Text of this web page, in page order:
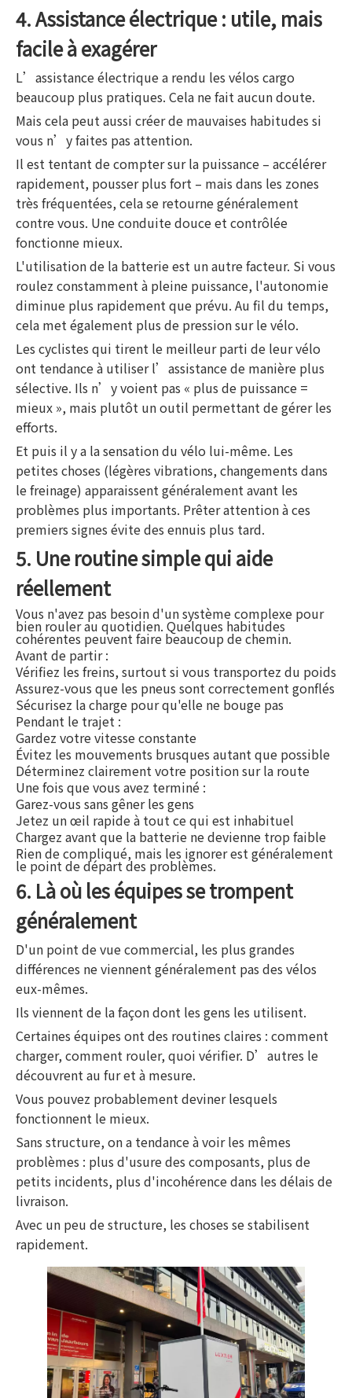
4. Assistance électrique : utile, mais
facile à exagérer
L’assistance électrique a rendu les vélos cargo
beaucoup plus pratiques. Cela ne fait aucun doute.
Mais cela peut aussi créer de mauvaises habitudes si
vous n’y faites pas attention.
Il est tentant de compter sur la puissance – accélérer
rapidement, pousser plus fort – mais dans les zones
très fréquentées, cela se retourne généralement
contre vous. Une conduite douce et contrôlée
fonctionne mieux.
L'utilisation de la batterie est un autre facteur. Si vous
roulez constamment à pleine puissance, l'autonomie
diminue plus rapidement que prévu. Au fil du temps,
cela met également plus de pression sur le vélo.
Les cyclistes qui tirent le meilleur parti de leur vélo
ont tendance à utiliser l’assistance de manière plus
sélective. Ils n’y voient pas « plus de puissance =
mieux », mais plutôt un outil permettant de gérer les
efforts.
Et puis il y a la sensation du vélo lui-même. Les
petites choses (légères vibrations, changements dans
le freinage) apparaissent généralement avant les
problèmes plus importants. Prêter attention à ces
premiers signes évite des ennuis plus tard.
5. Une routine simple qui aide
réellement
Vous n'avez pas besoin d'un système complexe pour
bien rouler au quotidien. Quelques habitudes
cohérentes peuvent faire beaucoup de chemin.
Avant de partir :
Vérifiez les freins, surtout si vous transportez du poids
Assurez-vous que les pneus sont correctement gonflés
Sécurisez la charge pour qu'elle ne bouge pas
Pendant le trajet :
Gardez votre vitesse constante
Évitez les mouvements brusques autant que possible
Déterminez clairement votre position sur la route
Une fois que vous avez terminé :
Garez-vous sans gêner les gens
Jetez un œil rapide à tout ce qui est inhabituel
Chargez avant que la batterie ne devienne trop faible
Rien de compliqué, mais les ignorer est généralement
le point de départ des problèmes.
6. Là où les équipes se trompent
généralement
D'un point de vue commercial, les plus grandes
différences ne viennent généralement pas des vélos
eux-mêmes.
Ils viennent de la façon dont les gens les utilisent.
Certaines équipes ont des routines claires : comment
charger, comment rouler, quoi vérifier. D’autres le
découvrent au fur et à mesure.
Vous pouvez probablement deviner lesquels
fonctionnent le mieux.
Sans structure, on a tendance à voir les mêmes
problèmes : plus d'usure des composants, plus de
petits incidents, plus d'incohérence dans les délais de
livraison.
Avec un peu de structure, les choses se stabilisent
rapidement.